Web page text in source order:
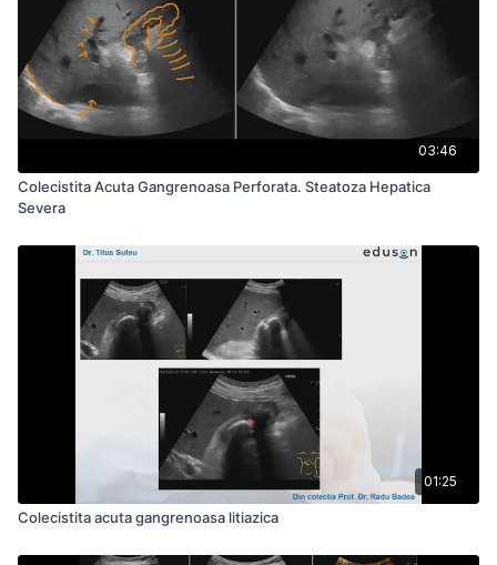
03:46
Colecistita Acuta Gangrenoasa Perforata. Steatoza Hepatica
Severa
01:25
Colecistita acuta gangrenoasa litiazica